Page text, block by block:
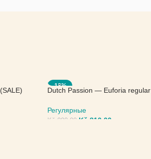
-18%
Dutch Passion — Euforia regular
Регулярные
Kč 990,00 Kč 810,00